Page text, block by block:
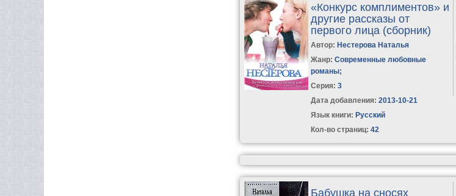
«Конкурс комплиментов» и
другие рассказы от
первого лица (сборник)
Автор: Нестерова Наталья
Жанр: Современные любовные
романы;
Серия:3
Дата добавления: 2013-10-21
Язык книги: Русский
Кол-во страниц: 42
Бабушка на сносях